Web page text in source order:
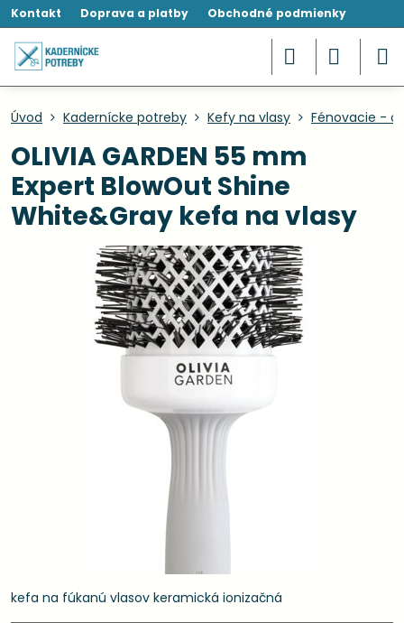
Kontakt Doprava a platby Obchodné podmienky
Úvod Kadernícke potreby Kefy na vlasy Fénovacie -
OLIVIA GARDEN 55 mm
Expert BlowOut Shine
White&Gray kefa na vlasy
kefa na fúkanú vlasov keramická ionizačná